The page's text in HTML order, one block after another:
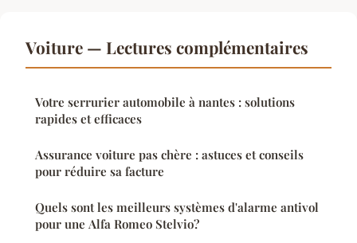
Voiture — Lectures complémentaires
Votre serrurier automobile à nantes : solutions
rapides et efficaces
Assurance voiture pas chère : astuces et conseils
pour réduire sa facture
Quels sont les meilleurs systèmes d'alarme antivol
pour une Alfa Romeo Stelvio?